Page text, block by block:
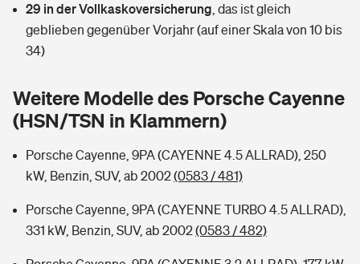
Hochwasser-Check: Wie gefährdet ist Ihr Haus?
Wer versichert was: Jetzt Versicherer finden
Sie haben Fragen?
Handyversicherung
Private Cyberversicherung
Musikinstrumentenversicherung
Zur Übersicht
Sie haben Fragen?
Rentenrechner: Wie viel Geld bekomme ich im Alter?
29 in der Vollkaskoversicherung das ist gleich
geblieben gegenüber Vorjahr (auf einer Skala von 10 bis
34)
Weitere Modelle des Porsche Cayenne
(HSN/TSN in Klammern)
Porsche Cayenne, 9PA (CAYENNE 4.5 ALLRAD), 250
kW, Benzin, SUV, ab 2002(0583 / 481)
Porsche Cayenne, 9PA (CAYENNE TURBO 4.5 ALLRAD),
331 kW, Benzin, SUV, ab 2002(0583 / 482)